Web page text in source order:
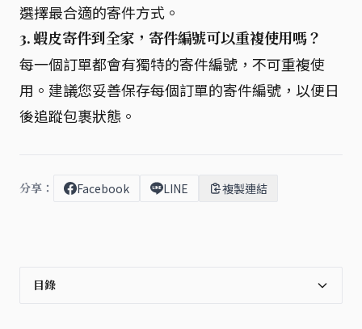
選擇最合適的寄件方式。
3. 蝦皮寄件到全家，寄件編號可以重複使用嗎？
每一個訂單都會有獨特的寄件編號，不可重複使
用。建議您妥善保存每個訂單的寄件編號，以便日
後追蹤包裹狀態。
分享： Facebook LINE 複製連結
目錄